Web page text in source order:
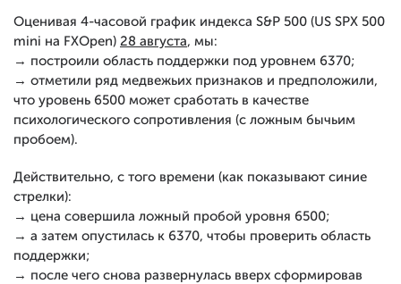
Оценивая 4-часовой график индекса S&P 500 (US SPX 500
mini на FXOpen) 28 августа, мы:
→ построили область поддержки под уровнем 6370;
→ отметили ряд медвежьих признаков и предположили,
что уровень 6500 может сработать в качестве
психологического сопротивления (с ложным бычьим
пробоем).
Действительно, с того времени (как показывают синие
стрелки):
→ цена совершила ложный пробой уровня 6500;
→ а затем опустилась к 6370, чтобы проверить область
поддержки;
→ после чего снова развернулась вверх сформировав